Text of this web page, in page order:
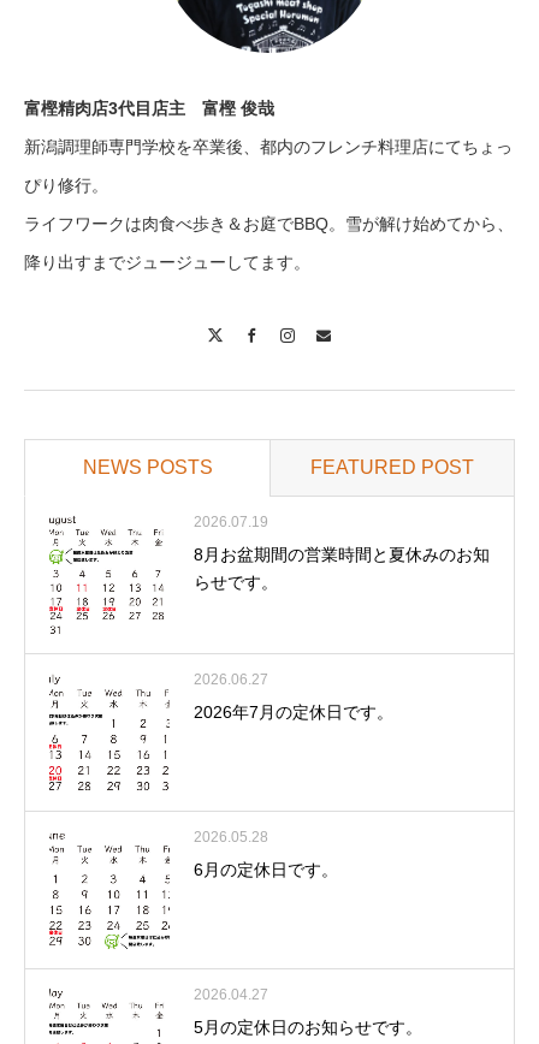
富樫精肉店3代目店主 富樫 俊哉
新潟調理師専門学校を卒業後、都内のフレンチ料理店にてちょっ
ぴり修行。
ライフワークは肉食べ歩き＆お庭でBBQ。雪が解け始めてから、
降り出すまでジュージューしてます。
NEWS POSTS FEATURED POST
2026.07.19
8月お盆期間の営業時間と夏休みのお知
らせです。
2026.06.27
2026年7月の定休日です。
2026.05.28
6月の定休日です。
2026.04.27
5月の定休日のお知らせです。